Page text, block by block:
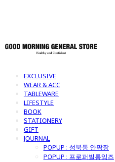
EXCLUSIVE
WEAR & ACC
TABLEWARE
LIFESTYLE
BOOK
STATIONERY
GIFT
JOURNAL
POPUP : 성북동 안팎장
POPUP : 프로퍼빌롱잉즈